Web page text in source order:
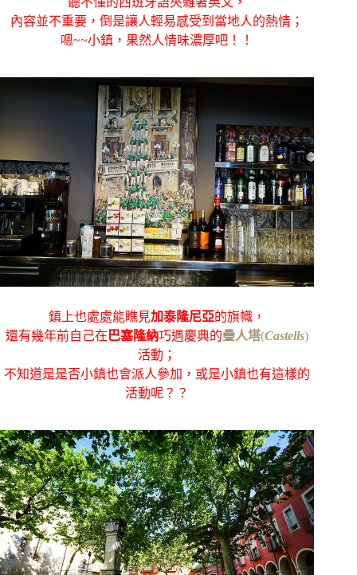
內容並不重要，倒是讓人輕易感受到當地人的熱情；
嗯~~小鎮，果然人情味濃厚吧！！
鎮上也處處能瞧見加泰隆尼亞的旗幟，
還有幾年前自己在巴塞隆納巧遇慶典的疊人塔(Castells)
活動；
不知道是是否小鎮也會派人參加，或是小鎮也有這樣的
活動呢？？